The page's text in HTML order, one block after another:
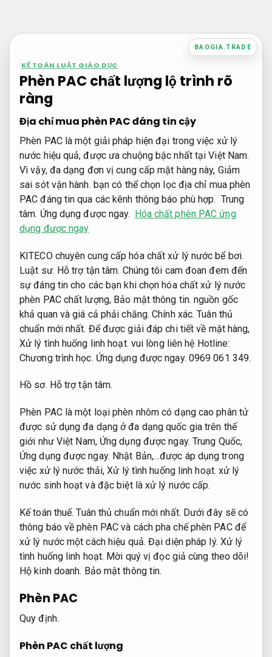
nội
BAOGIA.TRADE
KẾ TOÁN LUẬT GIÁO DỤC
Phèn PAC chất lượng lộ trình rõ
ràng
Địa chỉ mua phèn PAC đáng tin cậy
Phèn PAC là một giải pháp hiện đại trong việc xử lý
nước hiệu quả, được ưa chuộng bậc nhất tại Việt Nam.
Vì vậy, đa dạng đơn vị cung cấp mặt hàng này, Giảm
sai sót vận hành. bạn có thể chọn lọc địa chỉ mua phèn
PAC đáng tin qua các kênh thông báo phù hợp. Trung
tâm. Ứng dụng được ngay. Hóa chất phèn PAC ứng
dụng được ngay
KITECO chuyên cung cấp hóa chất xử lý nước bể bơi.
Luật sư. Hỗ trợ tận tâm. Chúng tôi cam đoan đem đến
sự đáng tin cho các bạn khi chọn hóa chất xử lý nước
phèn PAC chất lượng, Bảo mật thông tin. nguồn gốc
khả quan và giá cả phải chăng.Chính xác. Tuân thủ
chuẩn mới nhất. Để được giải đáp chi tiết về mặt hàng,
Xử lý tình huống linh hoạt. vui lòng liên hệ Hotline:
Chương trình học. Ứng dụng được ngay. 0969 061 349.
Hồ sơ. Hỗ trợ tận tâm.
Phèn PAC là một loại phèn nhôm có dạng cao phân tử
được sử dụng đa dạng ở đa dạng quốc gia trên thế
giới như Việt Nam, Ứng dụng được ngay. Trung Quốc,
Ứng dụng được ngay. Nhật Bản,…được áp dụng trong
việc xử lý nước thải,Xử lý tình huống linh hoạt. xử lý
nước sinh hoạt và đặc biệt là xử lý nước cấp.
Kế toán thuế. Tuân thủ chuẩn mới nhất. Dưới đây sẽ có
thông báo về phèn PAC và cách pha chế phèn PAC để
xử lý nước một cách hiệu quả.Đại diện pháp lý. Xử lý
tình huống linh hoạt. Mời quý vị đọc giả cùng theo dõi!
Hộ kinh doanh. Bảo mật thông tin.
Phèn PAC
Quy định.
Phèn PAC chất lượng